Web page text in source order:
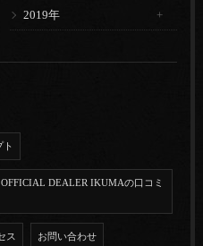
2019年
ト
DEALER IKUMAの口コミ
ス お問い合わせ